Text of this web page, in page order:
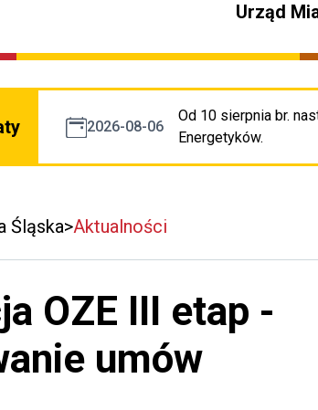
Urząd
2026-08-06
Od 10 sierpnia br.
Energetyków.
Śląska Aktualności
OZE III etap -
umów